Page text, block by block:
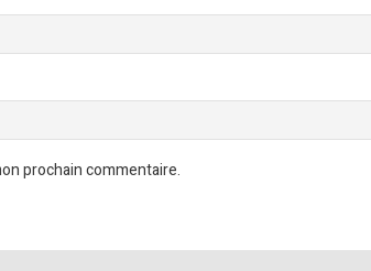
prochain commentaire.